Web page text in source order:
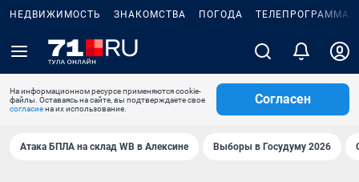
НЕДВИЖИМОСТЬ ЗНАКОМСТВА ПОГОДА ТЕЛЕПРОГРАММА
На информационном ресурсе применяются cookie-
файлы. Оставаясь на сайте, вы подтверждаете свое
согласиена их использование.
Согласен
Атака БПЛА на склад WB в Алексине Выборы в Госудуму 2026